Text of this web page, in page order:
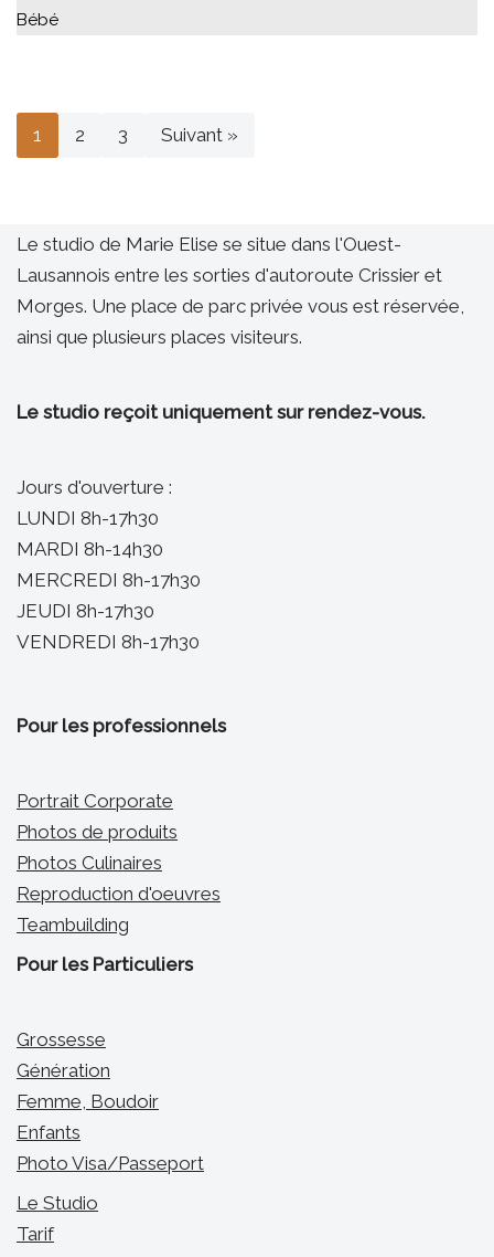
Bébé
1 2 3 Suivant »
Le studio de Marie Elise se situe dans l'Ouest-
Lausannois entre les sorties d'autoroute Crissier et
Morges. Une place de parc privée vous est réservée,
ainsi que plusieurs places visiteurs.
Le studio reçoit uniquement sur rendez-vous.
Jours d'ouverture :
LUNDI 8h-17h30
MARDI 8h-14h30
MERCREDI 8h-17h30
JEUDI 8h-17h30
VENDREDI 8h-17h30
Pour les professionnels
Portrait Corporate
Photos de produits
Photos Culinaires
Reproduction d'oeuvres
Teambuilding
Pour les Particuliers
Grossesse
Génération
Femme, Boudoir
Enfants
Photo Visa/Passeport
Le Studio
Tarif